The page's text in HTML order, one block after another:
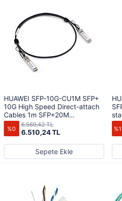
HUAWEI SFP-10G-CU1M SFP+
10G High Speed Direct-attach
Cables 1m SFP+20M
CC2P0.254B S SFP+
%0 6.510,24 TL
6.569,42 TL
Sepete Ekle